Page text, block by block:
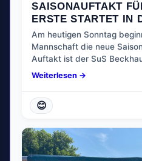
SAISONAUFTAKT
ERSTE STARTET IN
Am heutigen Sonntag
Mannschaft die neue
Auftakt ist der SuS
Weiterlesen →
😊